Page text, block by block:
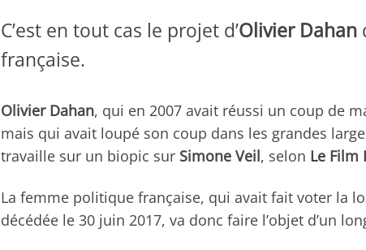
C’est en tout cas le projet d’Olivier Dahan
française.
Olivier Dahan, qui en 2007 avait réussi un coup de
mais qui avait loupé son coup dans les grandes
travaille sur un biopic sur Simone Veil, selon Le Film
La femme politique française, qui avait fait voter la
décédée le 30 juin 2017, va donc faire l’objet d’un